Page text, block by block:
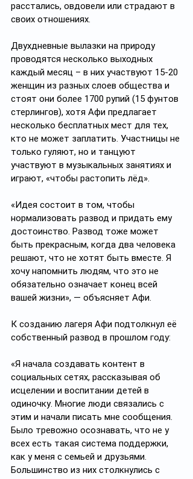
расстались, овдовели или страдают в
своих отношениях.
Двухдневные вылазки на природу
проводятся несколько выходных
каждый месяц – в них участвуют 15-20
женщин из разных слоев общества и
стоят они более 1700 рупий (15 фунтов
стерлингов), хотя Афи предлагает
несколько бесплатных мест для тех,
кто не может заплатить. Участницы не
только гуляют, но и танцуют
участвуют в музыкальных занятиях и
играют, «чтобы растопить лёд».
«Идея состоит в том, чтобы
нормализовать развод и придать ему
достоинство. Развод тоже может
быть прекрасным, когда два человека
решают, что не хотят быть вместе. Я
хочу напомнить людям, что это не
обязательно означает конец всей
вашей жизни», — объясняет Афи.
К созданию лагеря Афи подтолкнул её
собственный развод в прошлом году:
«Я начала создавать контент в
социальных сетях, рассказывая об
исцелении и воспитании детей в
одиночку. Многие люди связались с
этим и начали писать мне сообщения.
Было тревожно осознавать, что не у
всех есть такая система поддержки,
как у меня с семьей и друзьями.
Большинство из них столкнулись с